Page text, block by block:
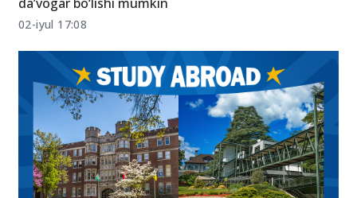
02-iyul 17:08